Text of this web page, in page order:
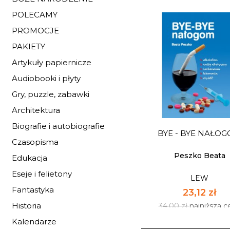
POLECAMY
PROMOCJE
PAKIETY
Artykuły papiernicze
Audiobooki i płyty
Gry, puzzle, zabawki
Architektura
Biografie i autobiografie
Czasopisma
Edukacja
Eseje i felietony
Fantastyka
Historia
Kalendarze
POWRÓT DO ŻYCIA
LEW
21,76 zł
32,00 złnajniższa
Dostępnych: 42
Ilość:
DO KOSZYKA
BYE - BYE
Peszko Beata
LEW
23,12 zł
34,00 złnajniższa